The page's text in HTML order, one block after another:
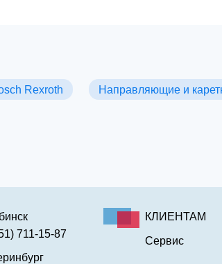
Rexroth Направляющие и
711-15-87
КЛИЕНТАМ
Сервис